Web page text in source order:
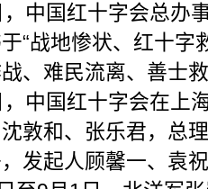
国红十字会总办事
“战地惨状、红十
、难民流离、善士
国红十字会在上海
敦和、张乐君，总
发起人顾馨一、袁